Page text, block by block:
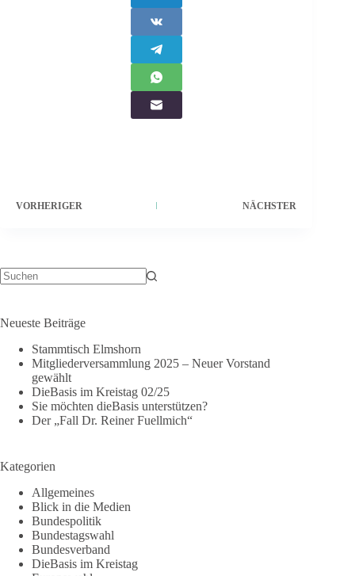
VORHERIGER NÄCHSTER
Neueste Beiträge
Stammtisch Elmshorn
Mitgliederversammlung 2025 – Neuer Vorstand
gewählt
DieBasis im Kreistag 02/25
Sie möchten dieBasis unterstützen?
Der „Fall Dr. Reiner Fuellmich“
Kategorien
Allgemeines
Blick in die Medien
Bundespolitik
Bundestagswahl
Bundesverband
DieBasis im Kreistag